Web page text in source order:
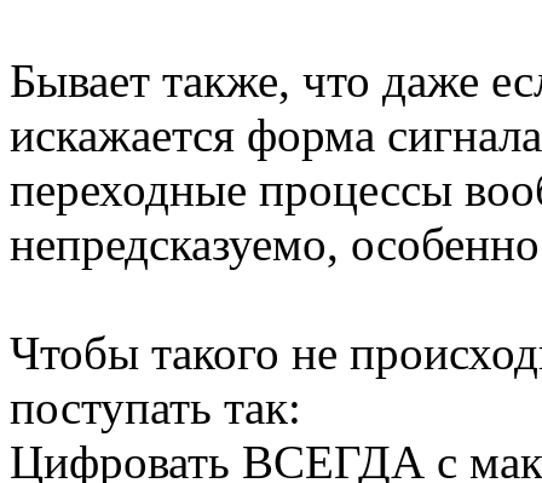
Бывает также, что даже
искажается форма
переходные процессы
непредсказуемо,
Чтобы такого не
поступать так:
Цифровать ВСЕГДА с